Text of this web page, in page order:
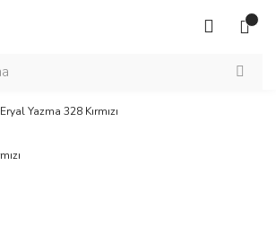
Eryal Yazma 328 Kırmızı